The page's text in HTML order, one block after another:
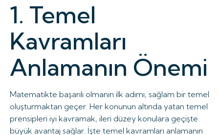
1. Temel
Kavramları
Anlamanın Önemi
Matematikte başarılı olmanın ilk adımı, sağlam bir temel
oluşturmaktan geçer. Her konunun altında yatan temel
prensipleri iyi kavramak, ileri düzey konulara geçişte
büyük avantaj sağlar. İşte temel kavramları anlamanın